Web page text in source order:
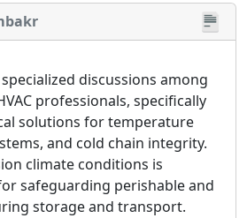
discussions among
professionals, specifically
solutions for temperature
and cold chain integrity.
climate conditions is
safeguarding perishable and
storage and transport.